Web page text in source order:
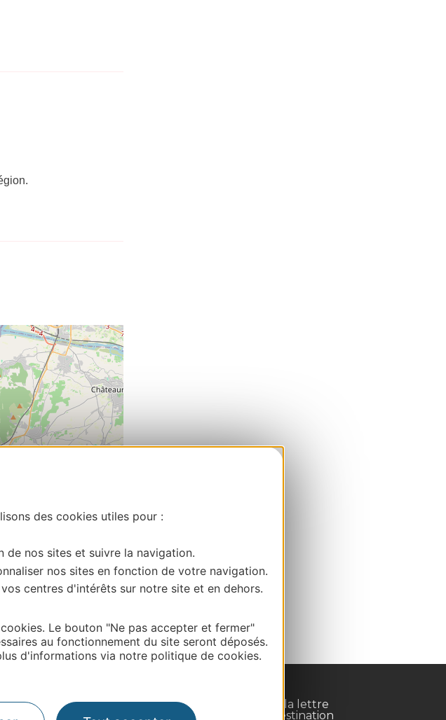
des cookies utiles pour :
de nos sites et suivre la navigation.
nos sites en fonction de votre navigation.
centres d'intérêts sur notre site et en dehors.
Le bouton "Ne pas accepter et fermer"
au fonctionnement du site seront déposés.
d'informations via notre politique de cookies.
Thermalisme
Inscrivez-vous à la lettre
d'information Destination